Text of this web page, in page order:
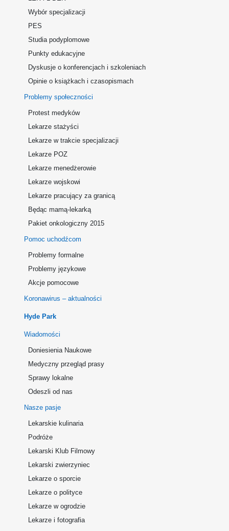
Wybór specjalizacji
PES
Studia podyplomowe
Punkty edukacyjne
Dyskusje o konferencjach i szkoleniach
Opinie o książkach i czasopismach
Problemy społeczności
Protest medyków
Lekarze stażyści
Lekarze w trakcie specjalizacji
Lekarze POZ
Lekarze menedżerowie
Lekarze wojskowi
Lekarze pracujący za granicą
Będąc mamą-lekarką
Pakiet onkologiczny 2015
Pomoc uchodźcom
Problemy formalne
Problemy językowe
Akcje pomocowe
Koronawirus – aktualności
Hyde Park
Wiadomości
Doniesienia Naukowe
Medyczny przegląd prasy
Sprawy lokalne
Odeszli od nas
Nasze pasje
Lekarskie kulinaria
Podróże
Lekarski Klub Filmowy
Lekarski zwierzyniec
Lekarze o sporcie
Lekarze o polityce
Lekarze w ogrodzie
Lekarze i fotografia